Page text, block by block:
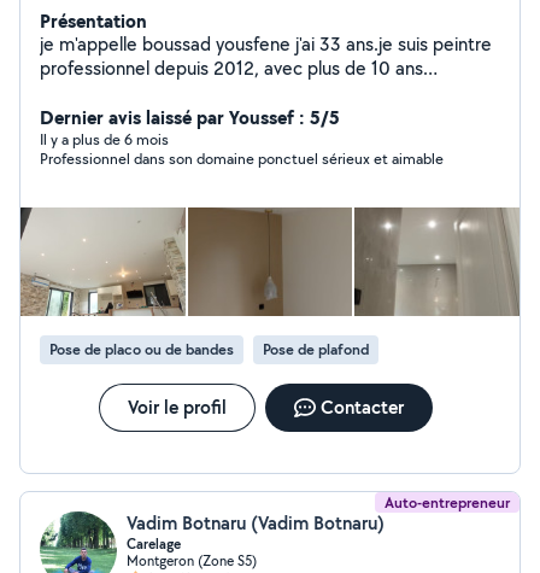
Présentation
je m'appelle boussad yousfene j'ai 33 ans.je suis peintre
professionnel depuis 2012, avec plus de 10 ans
et précision à chaque projets Mes services : peinture
intérieur et extérieur. Pose d'enduit et finitions. Pose de
papier peint. Application de toile de verre Conseil
l'écoute, je m'engage à réaliser un travail soigner pour
oublier votre intérieur répondre à vos attentes
Dernier avis laissé par Youssef : 5/5
Il y a plus de 6 mois
Professionnel dans son domaine ponctuel sérieux et aimable
Pose de placo ou de bandes Pose de plafond
Voir le profil Contacter
Auto-entrepreneur
Vadim Botnaru (Vadim Botnaru)
Carelage
Montgeron (Zone S5)